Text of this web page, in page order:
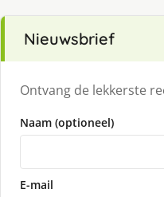
Nieuwsbrief
Ontvang de lekkerste
Naam (optioneel)
E-mail